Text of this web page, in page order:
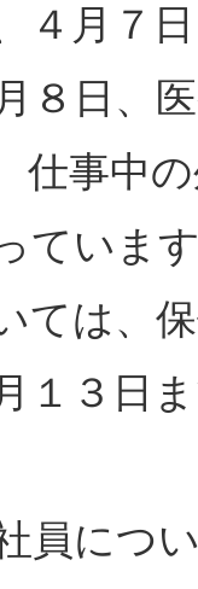
４月７
８日、
事中
ていま
ては、
１３日
員につ